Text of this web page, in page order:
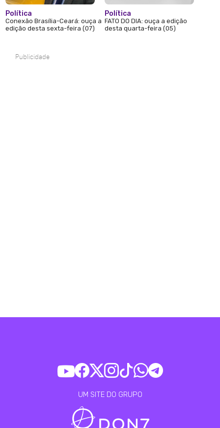
Política
Conexão Brasília-Ceará: ouça a
edição desta sexta-feira (07)
Política
FATO DO DIA: ouça a edição
desta quarta-feira (05)
Publicidade
UM SITE DO GRUPO